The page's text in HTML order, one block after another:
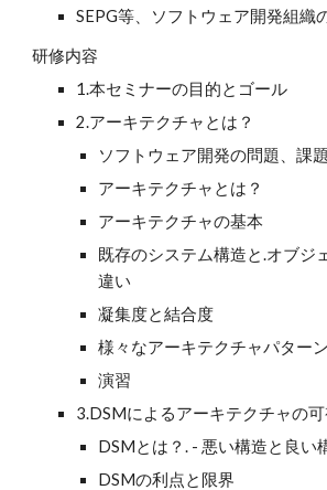
SEPG等、ソフトウェア開発組織
研修内容
1.本セミナーの目的とゴール
2.アーキテクチャとは？
ソフトウェア開発の問題、課題
アーキテクチャとは？
アーキテクチャの基本
既存のシステム構造と.オブジ
違い
凝集度と結合度
様々なアーキテクチャパターン
演習
3.DSMによるアーキテクチャの
DSMとは？. - 悪い構造と良い
DSMの利点と限界